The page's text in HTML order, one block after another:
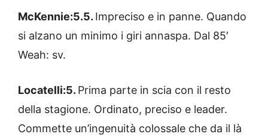
McKennie:5.5. Impreciso e in panne. Quando
si alzano un minimo i giri annaspa. Dal 85′
Weah: sv.
Locatelli:5. Prima parte in scia con il resto
della stagione. Ordinato, preciso e leader.
Commette un’ingenuità colossale che da il là